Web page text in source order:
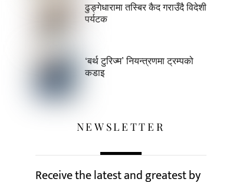
ढुङ्गेधारामा तस्बिर कैद गराउँदै विदेशी
पर्यटक
‘बर्थ टुरिज्म’ नियन्त्रणमा ट्रम्पको
कडाइ
NEWSLETTER
Receive the latest and greatest by